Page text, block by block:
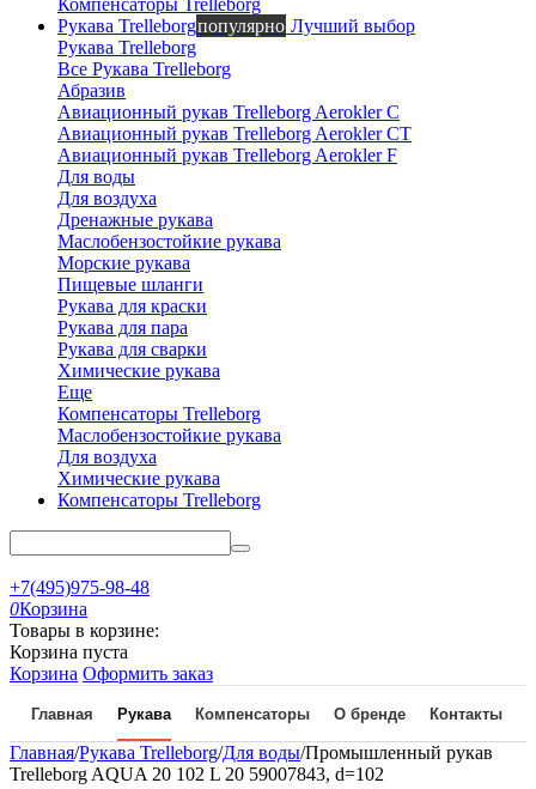
Компенсаторы Trelleborg
Рукава Trelleborgпопулярно Лучший выбор
Рукава Trelleborg
Все Рукава Trelleborg
Абразив
Авиационный рукав Trelleborg Aerokler C
Авиационный рукав Trelleborg Aerokler CT
Авиационный рукав Trelleborg Aerokler F
Для воды
Для воздуха
Дренажные рукава
Маслобензостойкие рукава
Морские рукава
Пищевые шланги
Рукава для краски
Рукава для пара
Рукава для сварки
Химические рукава
Еще
Компенсаторы Trelleborg
Маслобензостойкие рукава
Для воздуха
Химические рукава
Компенсаторы Trelleborg
+7(495)975-98-48
0Корзина
Товары в корзине:
Корзина пуста
Корзина Оформить заказ
Главная Рукава Компенсаторы О бренде Контакты
Главная/Рукава Trelleborg/Для воды/Промышленный рукав
Trelleborg AQUA 20 102 L 20 59007843, d=102